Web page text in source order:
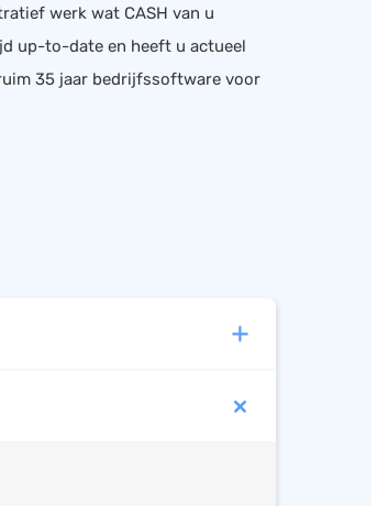
werk wat CASH van u
up-to-date en heeft u actueel
35 jaar bedrijfssoftware voor